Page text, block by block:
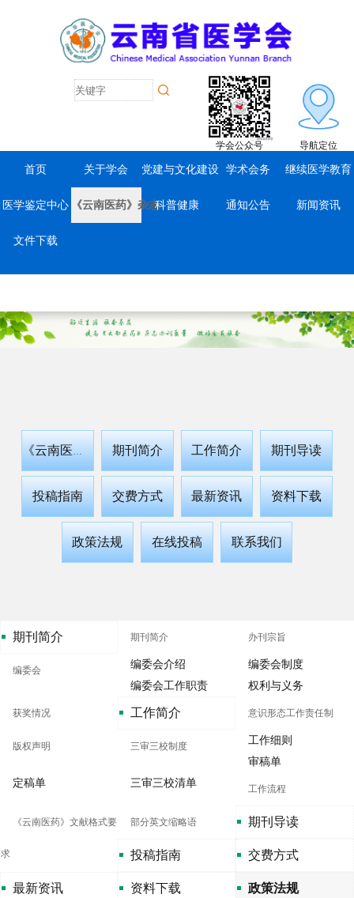
导航定位
学会公众号
首页 关于学会 党建与文化建设 学术会务 继续医学教育
医学鉴定中心 《云南医药》杂志科普健康 通知公告 新闻资讯
文件下载
《云南医药》 期刊简介 工作简介 期刊导读
投稿指南 交费方式 最新资讯 资料下载
政策法规 在线投稿 联系我们
期刊简介 期刊简介 办刊宗旨
编委会 编委会介绍
编委会制度
编委会工作职责
权利与义务
获奖情况 工作简介 意识形态工作责任制
版权声明 三审三校制度
工作细则
审稿单
定稿单
三审三校清单 工作流程
《云南医药》文献格式要
求
部分英文缩略语 期刊导读
投稿指南 交费方式
最新资讯 资料下载 政策法规